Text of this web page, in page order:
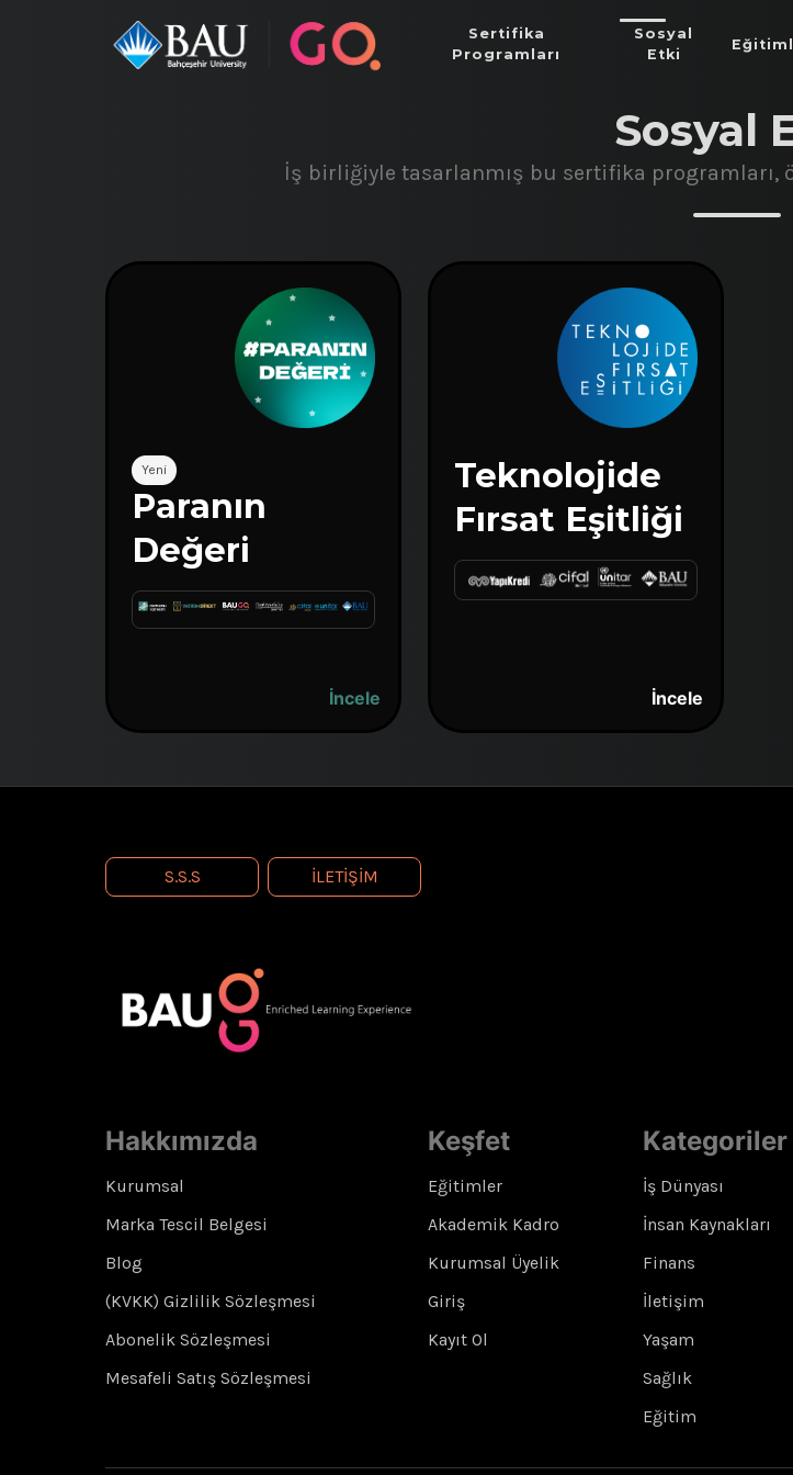
Sertifika
Programları
Sosyal
Etki
Sosyal
İş birliğiyle tasarlanmış bu sertifika
Yeni
Paranın
Değeri
İncele
Teknolojide
Fırsat Eşitliği
İncele
S.S.S İLETIŞIM
Hakkımızda
Kurumsal
Marka Tescil Belgesi
Blog
(KVKK) Gizlilik Sözleşmesi
Abonelik Sözleşmesi
Mesafeli Satış Sözleşmesi
Keşfet
Eğitimler
Akademik Kadro
Kurumsal Üyelik
Giriş
Kayıt Ol
Kategoriler
İş Dünyası
İnsan Kaynakları
Finans
İletişim
Yaşam
Sağlık
Eğitim